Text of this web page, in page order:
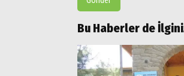
Bu Haberler de